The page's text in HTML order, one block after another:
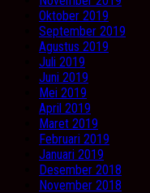
Oktober 2019
September 2019
Agustus 2019
Juli 2019
Juni 2019
Mei 2019
April 2019
Maret 2019
Februari 2019
Januari 2019
Desember 2018
November 2018